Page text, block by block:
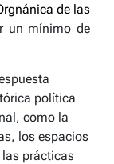
de las
un mínimo de
política
como la
los espacios
prácticas